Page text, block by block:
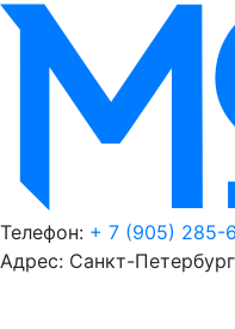
Телефон: + 7 (905) 285-
Адрес: Санкт-